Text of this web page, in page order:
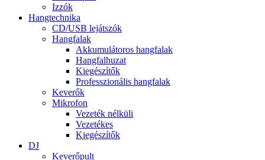
Izzók
Hangtechnika
CD/USB lejátszók
Hangfalak
Akkumulátoros hangfalak
Hangfalhuzat
Kiegészítők
Professzionális hangfalak
Keverők
Mikrofon
Vezeték nélküli
Vezetékes
Kiegészítők
DJ
Keverőpult